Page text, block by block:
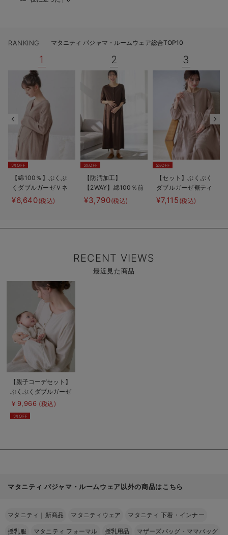
6
6 6
RANKING マタニティ パジャマ・ルームウェア総合TOP10
1
5%OFF
【綿100％】ぷくぷ
くダブルガーゼＶネ
ックワンピ＆産前産
後使えるレギンスパ
¥6,640(税込)
2
5%OFF
【防汚加工】
【2WAY】綿100％前
開き長袖ネグリジ
ェ マタニティ・授
¥3,790(税込)
3
5%OFF
【セット】ぷくぷく
ダブルガーゼ裾ティ
アード3WAYワンピ
ース＆産後も使える
¥7,115 (税込)
RECENT VIEWS
最近見た商品
商
商
品
詳
を
見
る
【親子コーデセット】
ぷくぷくダブルガーゼ
裾ティアード3WAYワ
ンピース＆産前産後使
えるレギンスパジャマ
ティ・産後
￥9,966 (税込)
5%OFF
マタニティ パジャマ・ルームウェア以外の商品はこちら
マタニティ｜新商品 マタニティウェア マタニティ 下着・インナー
授乳服 マタニティ フォーマル 授乳用品 マザーズバッグ・ママバッグ